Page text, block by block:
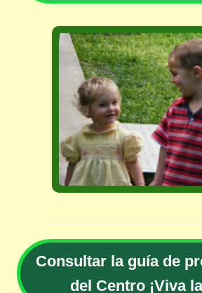
Consultar la guía de
del Centro ¡Viva